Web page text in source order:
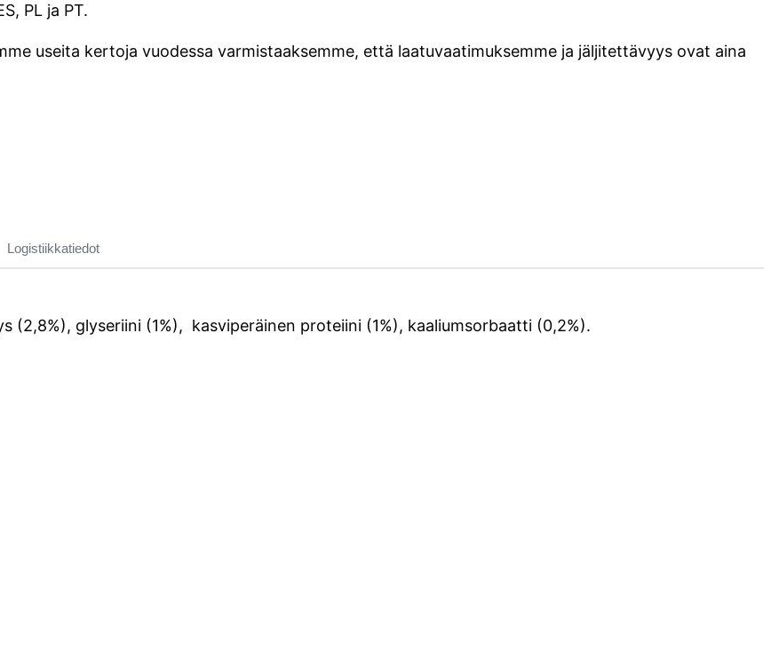
PL ja PT.
useita kertoja vuodessa varmistaaksemme, että laatuvaatimuksemme ja jäljitettävyys ovat aina
Logistiikkatiedot
(2,8%), glyseriini (1%), kasviperäinen proteiini (1%), kaaliumsorbaatti (0,2%).